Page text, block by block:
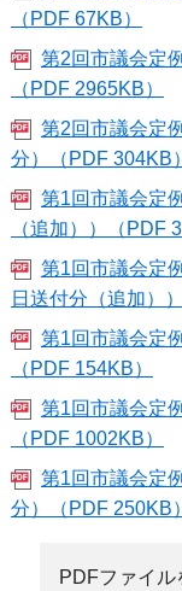
（PDF 67KB）
第2回市議会定
（PDF 2965KB）
第2回市議会定
分）（PDF 304KB）
第1回市議会定
（追加））（PDF
第1回市議会定
日送付分（追加）
第1回市議会定
（PDF 154KB）
第1回市議会定
（PDF 1002KB）
第1回市議会定
分）（PDF 250KB）
PDFファイ